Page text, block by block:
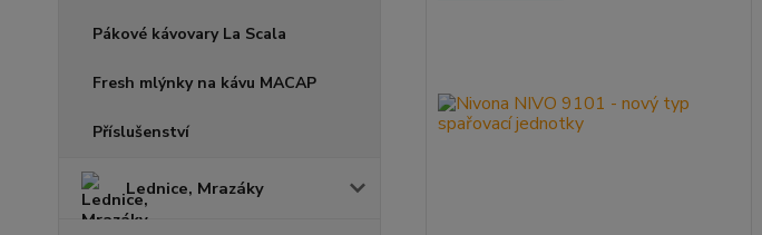
Pákové kávovary La Scala
Fresh mlýnky na kávu MACAP
Příslušenství
Lednice, Mrazáky